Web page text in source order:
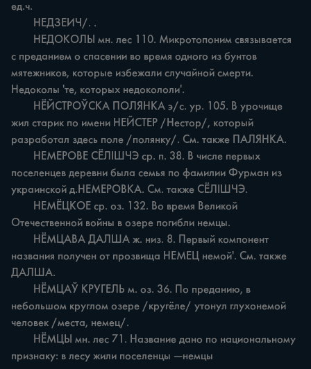
ед.ч.
с преданием о спасении во время одного из бунтов
мятежников, которые избежали случайной смерти.
Недоколы 'те, которых недокололи'.
жил старик по имени НЕЙСТЕР /Нестор/, который
разработал здесь поле /полянку/. См. также ПАЛЯНКА.
поселенцев деревни была семья по фамилии Фурман из
украинской д.НЕМЕРОВКА. См. также СЁЛІШЧЭ.
Отечественной войны в озере погибли немцы.
названия получен от прозвища НЕМЕЦ немой'. См. также
ДАЛША.
небольшом круглом озере /кругёле/ утонул глухонемой
человек /места, немец/.
признаку: в лесу жили поселенцы —немцы